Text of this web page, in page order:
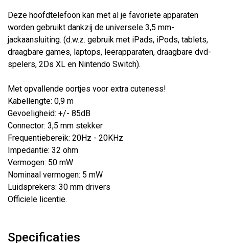
Deze hoofdtelefoon kan met al je favoriete apparaten
worden gebruikt dankzij de universele 3,5 mm-
jackaansluiting. (d.w.z. gebruik met iPads, iPods, tablets,
draagbare games, laptops, leerapparaten, draagbare dvd-
spelers, 2Ds XL en Nintendo Switch).
Met opvallende oortjes voor extra cuteness!
Kabellengte: 0,9 m
Gevoeligheid: +/- 85dB
Connector: 3,5 mm stekker
Frequentiebereik: 20Hz - 20KHz
Impedantie: 32 ohm
Vermogen: 50 mW
Nominaal vermogen: 5 mW
Luidsprekers: 30 mm drivers
Officiele licentie.
Specificaties